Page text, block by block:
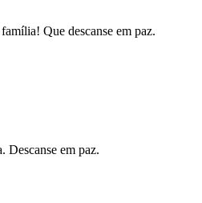
Que descanse em paz.
Descanse em paz.